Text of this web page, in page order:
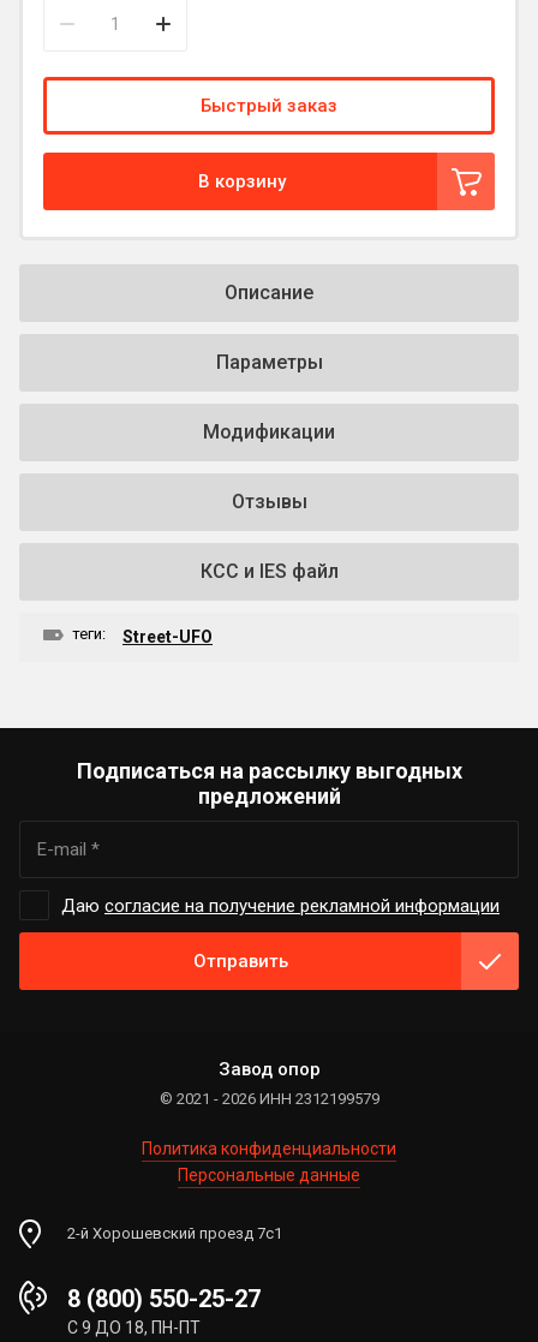
В корзину
Быстрый заказ
Описание
Параметры
Модификации
Отзывы
КСС и IES файл
теги: Street-UFO
Подписаться на рассылку выгодных
предложений
Даю согласие на получение рекламной информации
Отправить
Завод опор
© 2021 - 2026 ИНН 2312199579
Политика конфиденциальности
Персональные данные
2-й Хорошевский проезд 7с1
8 (800) 550-25-27
С 9 ДО 18, ПН-ПТ